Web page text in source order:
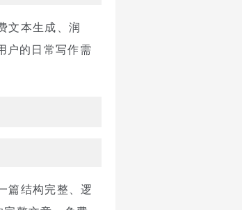
文本生成、润
户的日常写作需
篇结构完整、逻